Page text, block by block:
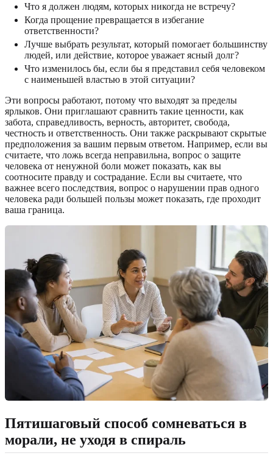
Что я должен людям, которых никогда не встречу?
Когда прощение превращается в избегание
ответственности?
Лучше выбрать результат, который помогает большинству
людей, или действие, которое уважает ясный долг?
Что изменилось бы, если бы я представил себя человеком
с наименьшей властью в этой ситуации?
Эти вопросы работают, потому что выходят за пределы
ярлыков. Они приглашают сравнить такие ценности, как
забота, справедливость, верность, авторитет, свобода,
честность и ответственность. Они также раскрывают скрытые
предположения за вашим первым ответом. Например, если вы
считаете, что ложь всегда неправильна, вопрос о защите
человека от ненужной боли может показать, как вы
соотносите правду и сострадание. Если вы считаете, что
важнее всего последствия, вопрос о нарушении прав одного
человека ради большей пользы может показать, где проходит
ваша граница.
Пятишаговый способ сомневаться в
морали, не уходя в спираль